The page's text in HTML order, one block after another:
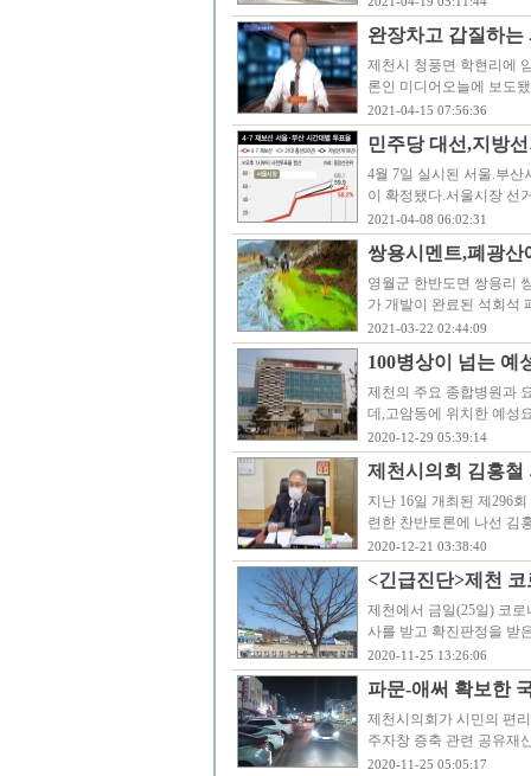
완장차고 갑질하
제천시 청풍면 학현리에
론인 미디어오늘에 보도
2021-04-15 07:56:36
민주당 대선,지방
4월 7일 실시된 서울.부
이 확정됐다.서울시장 선
2021-04-08 06:02:31
쌍용시멘트,폐광
영월군 한반도면 쌍용리
가 개발이 완료된 석회석
2021-03-22 02:44:09
100병상이 넘는
제천의 주요 종합병원과
데,고암동에 위치한 예성
2020-12-29 05:39:14
제천시의회 김홍
지난 16일 개최된 제296
련한 찬반토론에 나선 김
2020-12-21 03:38:40
<긴급진단>제천
제천에서 금일(25일) 코
사를 받고 확진판정을 받
2020-11-25 13:26:06
파문-애써 확보한
제천시의회가 시민의 편
주자창 증축 관련 공유재
2020-11-25 05:05:17